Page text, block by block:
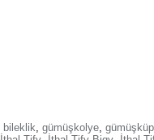
bileklik, gümüşkolye,